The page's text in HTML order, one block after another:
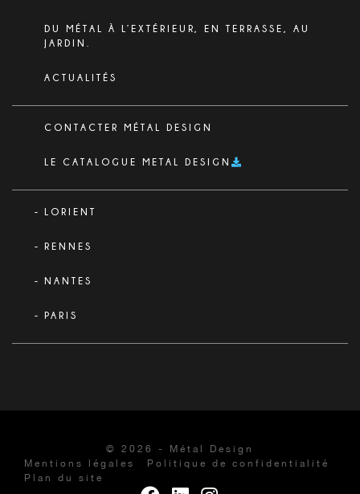
DU MÉTAL À L’EXTÉRIEUR, EN TERRASSE, AU
JARDIN.
ACTUALITÉS
CONTACTER MÉTAL DESIGN
LE CATALOGUE METAL DESIGN
LORIENT
RENNES
NANTES
PARIS
© 2026 - Métal Design
Mentions légales
Politique de confidentialité
Plan du site